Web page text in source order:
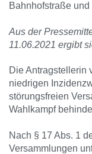
Bahnhofstraße
Aus der
11.06.2021 ergibt
Die Antragstellerin
niedrigen
störungsfreien
Wahlkampf
Nach § 17 Abs. 1
Versammlungen